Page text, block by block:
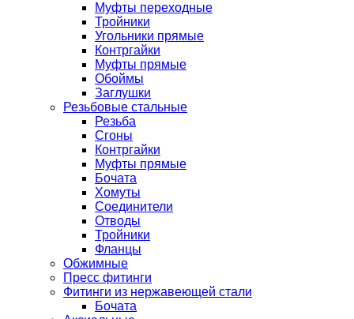
Муфты переходные
Тройники
Угольники прямые
Контргайки
Муфты прямые
Обоймы
Заглушки
Резьбовые стальные
Резьба
Сгоны
Контргайки
Муфты прямые
Бочата
Хомуты
Соединители
Отводы
Тройники
Фланцы
Обжимные
Пресс фитинги
Фитинги из нержавеющей стали
Бочата